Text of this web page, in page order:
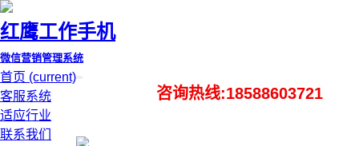
红鹰工作手机
微信营销管理系统
首页 (current)
客服系统
适应行业
联系我们
咨询热线:18588603721